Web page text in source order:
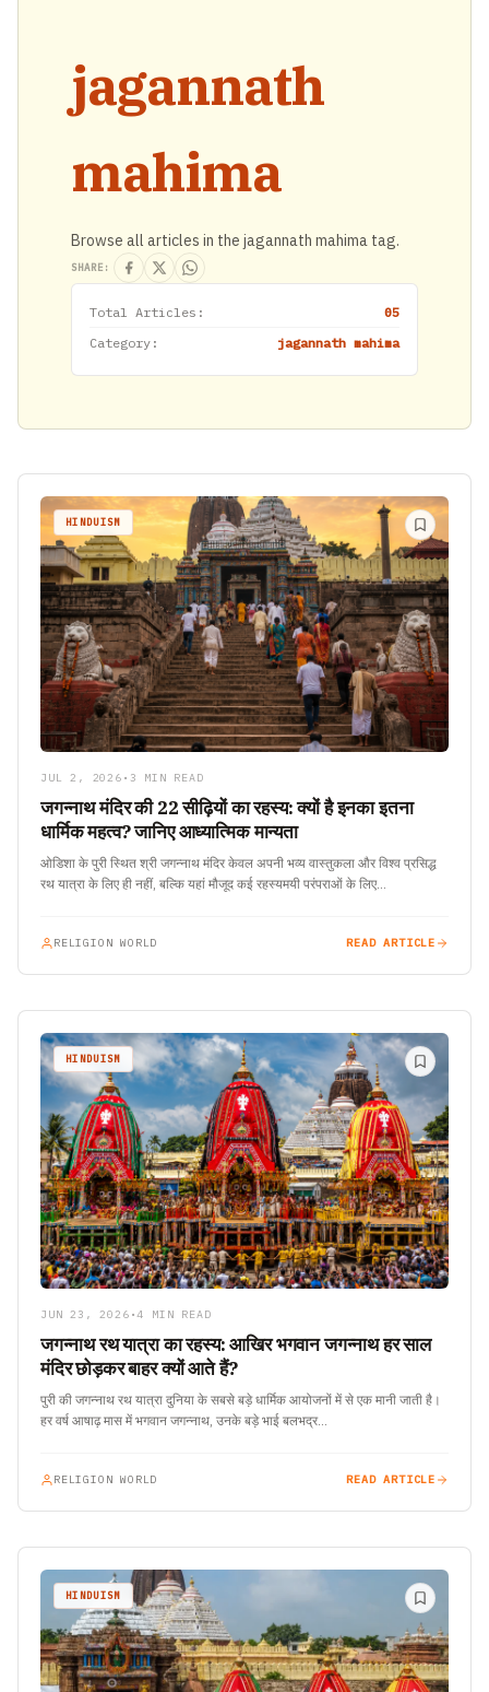
jagannath
mahima
Browse all articles in the jagannath mahima tag.
SHARE:
Total Articles:
05
Category:
jagannath mahima
HINDUISM
JUL 2, 2026 • 3 MIN READ
जगन्नाथ मंदिर की 22 सीढ़ियों का रहस्य: क्यों है इनका इतना
धार्मिक महत्व? जानिए आध्यात्मिक मान्यता
ओडिशा के पुरी स्थित श्री जगन्नाथ मंदिर केवल अपनी भव्य वास्तुकला और विश्व प्रसिद्ध
रथ यात्रा के लिए ही नहीं, बल्कि यहां मौजूद कई रहस्यमयी परंपराओं के लिए…
RELIGION WORLD READ ARTICLE
HINDUISM
JUN 23, 2026 •4 MIN READ
जगन्नाथ रथ यात्रा का रहस्य: आखिर भगवान जगन्नाथ हर साल
मंदिर छोड़कर बाहर क्यों आते हैं?
पुरी की जगन्नाथ रथ यात्रा दुनिया के सबसे बड़े धार्मिक आयोजनों में से एक मानी जाती है।
हर वर्ष आषाढ़ मास में भगवान जगन्नाथ, उनके बड़े भाई बलभद्र…
RELIGION WORLD READ ARTICLE
HINDUISM